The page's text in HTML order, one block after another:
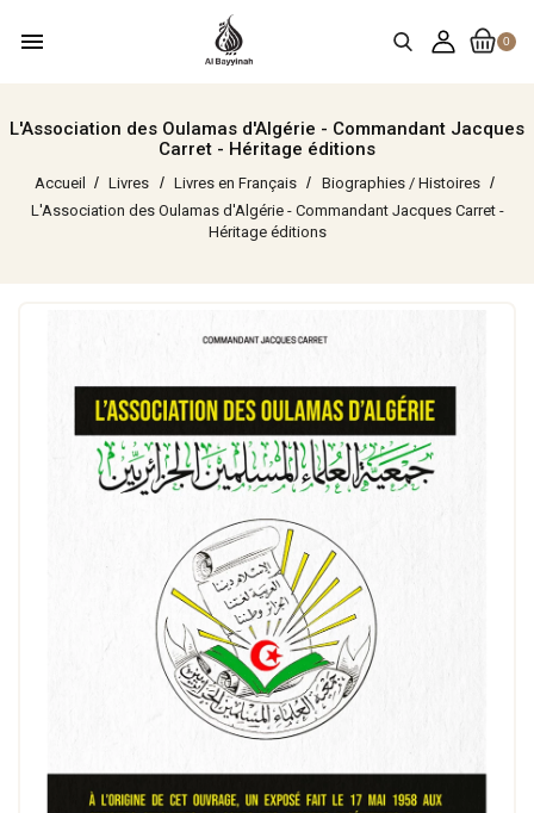
0
menu
L'Association des Oulamas d'Algérie - Commandant Jacques
Carret - Héritage éditions
Accueil Livres Livres en Français
Biographies / Histoires
L'Association des Oulamas d'Algérie - Commandant Jacques Carret -
Héritage éditions